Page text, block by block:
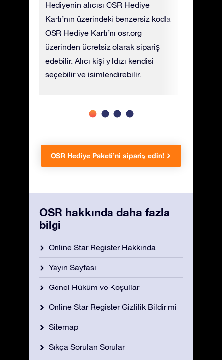
Hediyenin alıcısı OSR Hediye
Kartı’nın üzerindeki benzersiz kodla
OSR Hediye Kartı’nı osr.org
üzerinden ücretsiz olarak sipariş
edebilir. Alıcı kişi yıldızı kendisi
seçebilir ve isimlendirebilir.
OSR Hediye Paketi’ni sipariş edin!
OSR hakkında daha fazla
bilgi
Online Star Register Hakkında
Yayın Sayfası
Genel Hüküm ve Koşullar
Online Star Register Gizlilik Bildirimi
Sitemap
Sıkça Sorulan Sorular